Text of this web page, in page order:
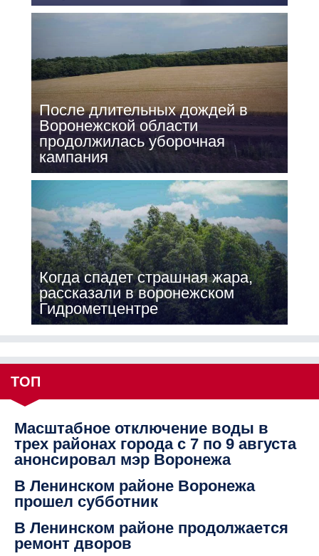
После длительных дождей в
Воронежской области
продолжилась уборочная
кампания
Когда спадет страшная жара,
рассказали в воронежском
Гидрометцентре
ТОП
Масштабное отключение воды в
трех районах города с 7 по 9 августа
анонсировал мэр Воронежа
В Ленинском районе Воронежа
прошел субботник
В Ленинском районе продолжается
ремонт дворов